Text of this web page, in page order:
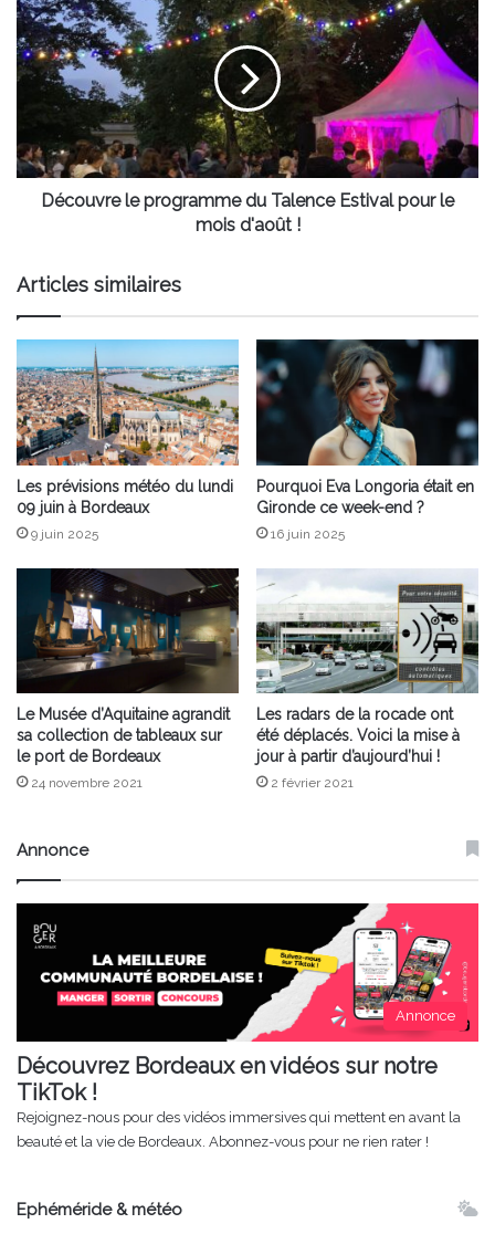
le
programme
du
Talence
Estival
le
mois
d'aoûtDécouvre le programme du Talence Estival pour le
mois d'août !
Articles similaires
Les prévisions météo du lundi
09 juin à Bordeaux
9 juin 2025
Pourquoi Eva Longoria était en
Gironde ce week-end ?
16 juin 2025
Le Musée d’Aquitaine agrandit
sa collection de tableaux sur
le port de Bordeaux
24 novembre 2021
Les radars de la rocade ont
été déplacés. Voici la mise à
jour à partir d’aujourd’hui !
2 février 2021
Annonce
Annonce
Découvrez Bordeaux en vidéos sur notre
TikTok !
Rejoignez-nous pour des vidéos immersives qui mettent en avant la
beauté et la vie de Bordeaux. Abonnez-vous pour ne rien rater !
Ephéméride & météo